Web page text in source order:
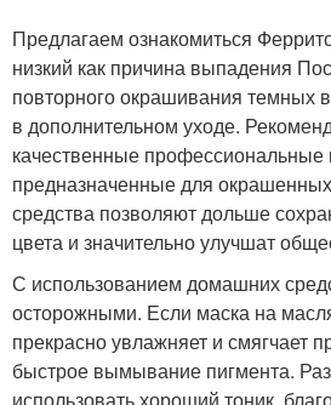
Предлагаем ознакомиться
низкий как причина выпадения
повторного окрашивания темных
в дополнительном уходе.
качественные
предназначенные для
средства позволяют дольше
цвета и значительно улучшат
С использованием домашних
осторожными. Если маска на
прекрасно увлажняет и смягчает
быстрое вымывание пигмента.
использовать хороший тоник,